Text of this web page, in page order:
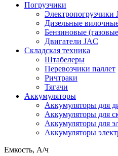
Погрузчики
Электропогрузчики
Дизельные
Бензиновые
Двигатели JAC
Складская техника
Штабелеры
Перевозчики паллет
Ричтраки
Тягачи
Аккумуляторы
Аккумуляторы для
Аккумуляторы для
Аккумуляторы для
Аккумуляторы
Емкость, А/ч